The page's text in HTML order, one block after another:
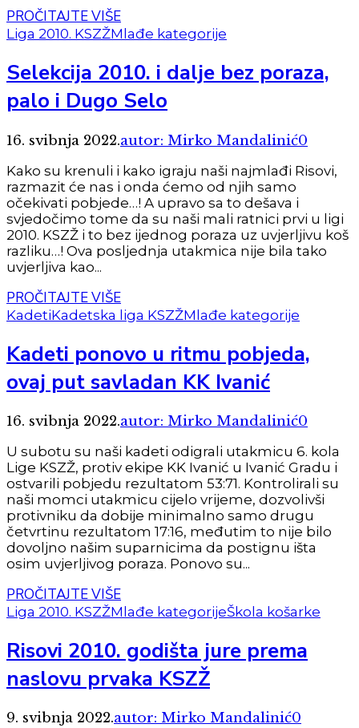
PROČITAJTE VIŠE
Liga 2010. KSZŽMlađe kategorije
Selekcija 2010. i dalje bez poraza,
palo i Dugo Selo
16. svibnja 2022.autor: Mirko Mandalinić0
Kako su krenuli i kako igraju naši najmlađi Risovi,
razmazit će nas i onda ćemo od njih samo
očekivati pobjede…! A upravo sa to dešava i
svjedočimo tome da su naši mali ratnici prvi u ligi
2010. KSZŽ i to bez ijednog poraza uz uvjerljivu koš
razliku…! Ova posljednja utakmica nije bila tako
uvjerljiva kao...
PROČITAJTE VIŠE
KadetiKadetska liga KSZŽMlađe kategorije
Kadeti ponovo u ritmu pobjeda,
ovaj put savladan KK Ivanić
16. svibnja 2022.autor: Mirko Mandalinić0
U subotu su naši kadeti odigrali utakmicu 6. kola
Lige KSZŽ, protiv ekipe KK Ivanić u Ivanić Gradu i
ostvarili pobjedu rezultatom 53:71. Kontrolirali su
naši momci utakmicu cijelo vrijeme, dozvolivši
protivniku da dobije minimalno samo drugu
četvrtinu rezultatom 17:16, međutim to nije bilo
dovoljno našim suparnicima da postignu išta
osim uvjerljivog poraza. Ponovo su...
PROČITAJTE VIŠE
Liga 2010. KSZŽMlađe kategorijeŠkola košarke
Risovi 2010. godišta jure prema
naslovu prvaka KSZŽ
9. svibnja 2022.autor: Mirko Mandalinić0